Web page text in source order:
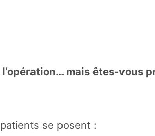
mais êtes-vous
se posent :